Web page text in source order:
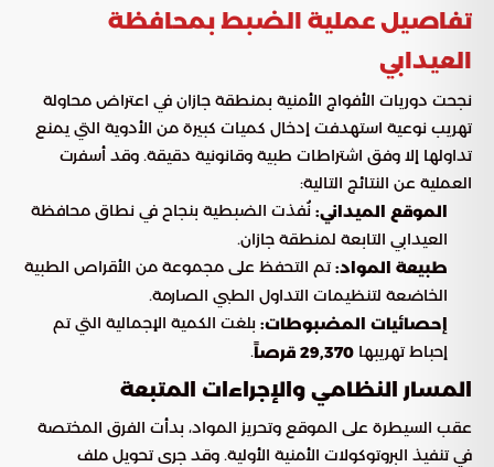
تفاصيل عملية الضبط بمحافظة
العيدابي
نجحت دوريات الأفواج الأمنية بمنطقة جازان في اعتراض محاولة
تهريب نوعية استهدفت إدخال كميات كبيرة من الأدوية التي يمنع
تداولها إلا وفق اشتراطات طبية وقانونية دقيقة. وقد أسفرت
العملية عن النتائج التالية:
الموقع الميداني: نُفذت الضبطية بنجاح في نطاق محافظة
العيدابي التابعة لمنطقة جازان.
طبيعة المواد:تم التحفظ على مجموعة من الأقراص الطبية
الخاضعة لتنظيمات التداول الطبي الصارمة.
إحصائيات المضبوطات: بلغت الكمية الإجمالية التي تم
إحباط تهريبها 29,370 قرصاً .
المسار النظامي والإجراءات المتبعة
عقب السيطرة على الموقع وتحريز المواد، بدأت الفرق المختصة
في تنفيذ البروتوكولات الأمنية الأولية. وقد جرى تحويل ملف